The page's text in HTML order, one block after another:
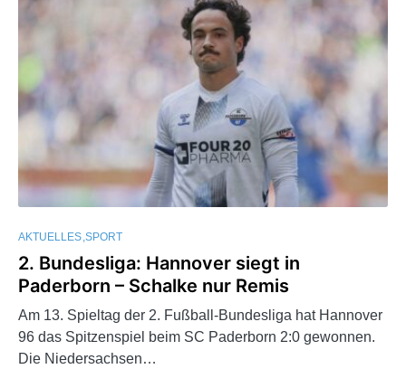
AKTUELLES SPORT
2. Bundesliga: Hannover siegt in
Paderborn – Schalke nur Remis
Am 13. Spieltag der 2. Fußball-Bundesliga hat Hannover
96 das Spitzenspiel beim SC Paderborn 2:0 gewonnen.
Die Niedersachsen…